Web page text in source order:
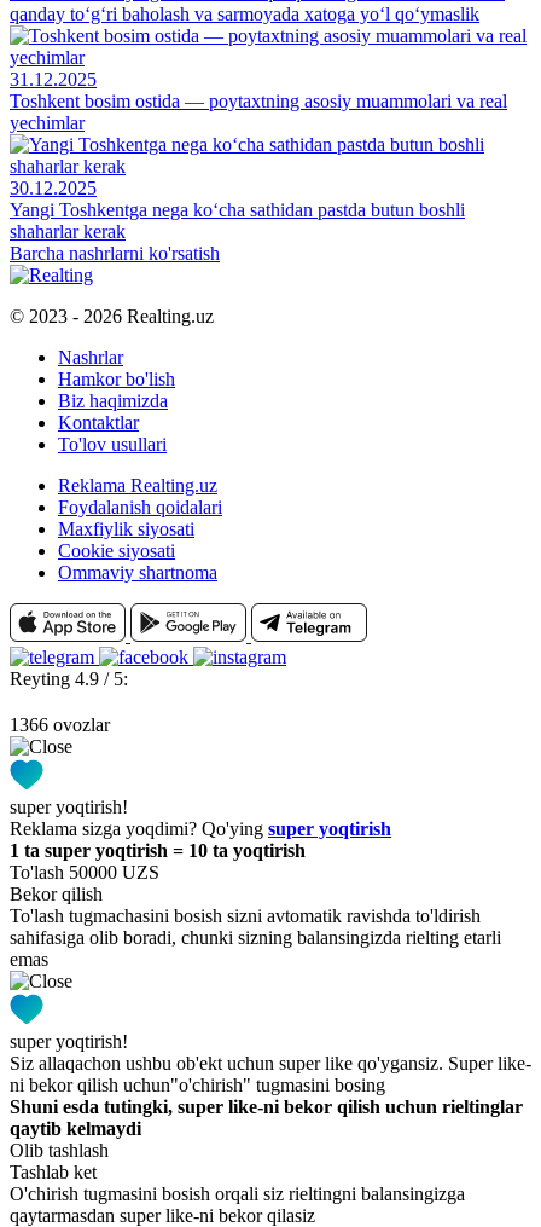
qanday to‘g‘ri baholash va sarmoyada xatoga yo‘l qo‘ymaslik
31.12.2025
Toshkent bosim ostida — poytaxtning asosiy muammolari va real
yechimlar
30.12.2025
Yangi Toshkentga nega ko‘cha sathidan pastda butun boshli
shaharlar kerak
Barcha nashrlarni ko'rsatish
© 2023 - 2026 Realting.uz
Nashrlar
Hamkor bo'lish
Biz haqimizda
Kontaktlar
To'lov usullari
Reklama Realting.uz
Foydalanish qoidalari
Maxfiylik siyosati
Cookie siyosati
Ommaviy shartnoma
Reyting 4.9 / 5:
1366 ovozlar
super yoqtirish!
Reklama sizga yoqdimi? Qo'ying super yoqtirish
1 ta super yoqtirish = 10 ta yoqtirish
To'lash 50000 UZS
Bekor qilish
To'lash tugmachasini bosish sizni avtomatik ravishda to'ldirish
sahifasiga olib boradi, chunki sizning balansingizda rielting etarli
emas
super yoqtirish!
Siz allaqachon ushbu ob'ekt uchun super like qo'ygansiz. Super like-
ni bekor qilish uchun"o'chirish" tugmasini bosing
Shuni esda tutingki, super like-ni bekor qilish uchun rieltinglar
qaytib kelmaydi
Olib tashlash
Tashlab ket
O'chirish tugmasini bosish orqali siz rieltingni balansingizga
qaytarmasdan super like-ni bekor qilasiz